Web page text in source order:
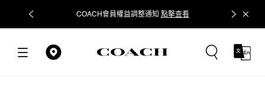
COACH會員權益調整通知 點擊查看 立即追蹤